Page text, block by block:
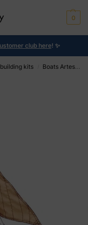
0
club here! ✨
kits Boats Artesania